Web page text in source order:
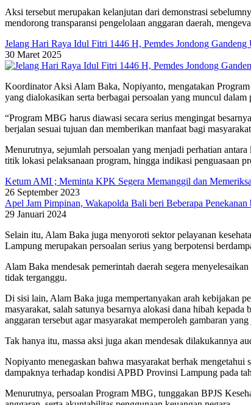
Aksi tersebut merupakan kelanjutan dari demonstrasi
mendorong transparansi pengelolaan anggaran daerah,
Jelang Hari Raya Idul Fitri 1446 H, Pemdes Jondong
30 Maret 2025
Koordinator Aksi Alam Baka, Nopiyanto, mengatakan
yang dialokasikan serta berbagai persoalan yang muncul dalam
“Program MBG harus diawasi secara serius mengingat
berjalan sesuai tujuan dan memberikan manfaat bagi
Menurutnya, sejumlah persoalan yang menjadi perhatian
titik lokasi pelaksanaan program, hingga indikasi penguasaan
Ketum AMI ; Meminta KPK Segera Memanggil dan
26 September 2023
Apel Jam Pimpinan, Wakapolda Bali beri Beberapa Penekanan
29 Januari 2024
Selain itu, Alam Baka juga menyoroti sektor pelayanan
Lampung merupakan persoalan serius yang berpotensi
Alam Baka mendesak pemerintah daerah segera
tidak terganggu.
Di sisi lain, Alam Baka juga mempertanyakan arah kebijakan
masyarakat, salah satunya besarnya alokasi dana hibah
anggaran tersebut agar masyarakat memperoleh gambaran
Tak hanya itu, massa aksi juga akan mendesak dilakukannya
Nopiyanto menegaskan bahwa masyarakat berhak
dampaknya terhadap kondisi APBD Provinsi Lampung pada
Menurutnya, persoalan Program MBG, tunggakan BPJS